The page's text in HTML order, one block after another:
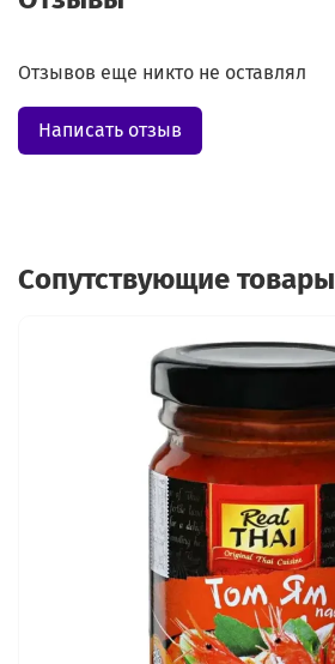
Отзывов еще никто не оставлял
Написать отзыв
Сопутствующие товары